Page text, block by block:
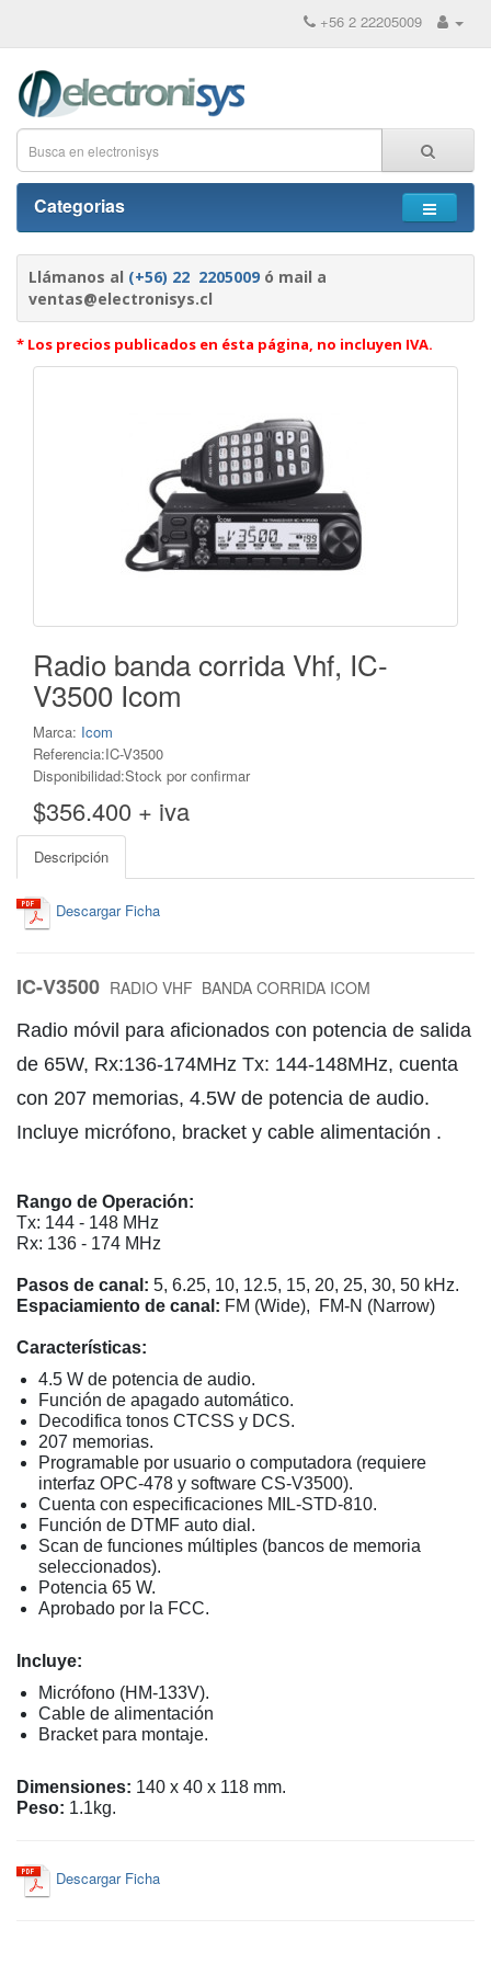
+56 2 22205009
Categorias
Llámanos al (+56) 22 2205009 ó mail a
ventas@electronisys.cl
* Los precios publicados en ésta página, no incluyen IVA.
Radio banda corrida Vhf, IC-
V3500 Icom
Marca: Icom
Referencia:IC-V3500
Disponibilidad:Stock por confirmar
$356.400 + iva
Descripción
Descargar Ficha
IC-V3500 RADIO VHF BANDA CORRIDA ICOM
Radio móvil para aficionados con potencia de salida
de 65W, Rx:136-174MHz Tx: 144-148MHz, cuenta
con 207 memorias, 4.5W de potencia de audio.
Incluye micrófono, bracket y cable alimentación .
Rango de Operación:
Tx: 144 - 148 MHz
Rx: 136 - 174 MHz
Pasos de canal: 5, 6.25, 10, 12.5, 15, 20, 25, 30, 50 kHz.
Espaciamiento de canal: FM (Wide), FM-N (Narrow)
Características:
4.5 W de potencia de audio.
Función de apagado automático.
Decodifica tonos CTCSS y DCS.
207 memorias.
Programable por usuario o computadora (requiere
interfaz OPC-478 y software CS-V3500).
Cuenta con especificaciones MIL-STD-810.
Función de DTMF auto dial.
Scan de funciones múltiples (bancos de memoria
seleccionados).
Potencia 65 W.
Aprobado por la FCC.
Incluye:
Micrófono (HM-133V).
Cable de alimentación
Bracket para montaje.
Dimensiones: 140 x 40 x 118 mm.
Peso: 1.1kg.
Descargar Ficha